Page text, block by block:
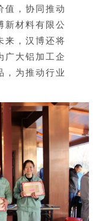
值，协同推动
新材料有限公
来，汉博还将
广大铝加工企
，为推动行业